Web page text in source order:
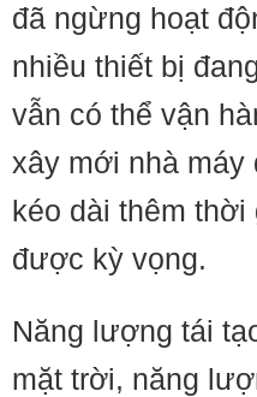
đã ngừng hoạt
nhiều thiết bị
vẫn có thể vận
xây mới nhà máy
kéo dài thêm thời
được kỳ vọng.
Năng lượng tái
mặt trời, năng